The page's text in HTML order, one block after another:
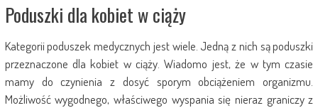
Poduszki dla kobiet w ciąży
Kategorii poduszek medycznych jest wiele. Jedną z nich są poduszki
przeznaczone dla kobiet w ciąży. Wiadomo jest, że w tym czasie
mamy do czynienia z dosyć sporym obciążeniem organizmu.
Możliwość wygodnego, właściwego wyspania się nieraz graniczy z